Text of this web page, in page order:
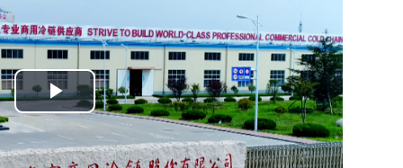
Play
Video